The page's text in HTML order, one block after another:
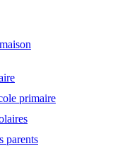
primaire
parents